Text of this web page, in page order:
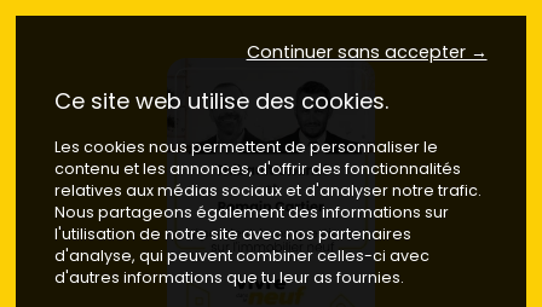
Continuer sans accepter →
Ce site web utilise des cookies.
Les cookies nous permettent de personnaliser le
contenu et les annonces, d'offrir des fonctionnalités
relatives aux médias sociaux et d'analyser notre trafic.
Nous partageons également des informations sur
l'utilisation de notre site avec nos partenaires
d'analyse, qui peuvent combiner celles-ci avec
d'autres informations que tu leur as fournies.